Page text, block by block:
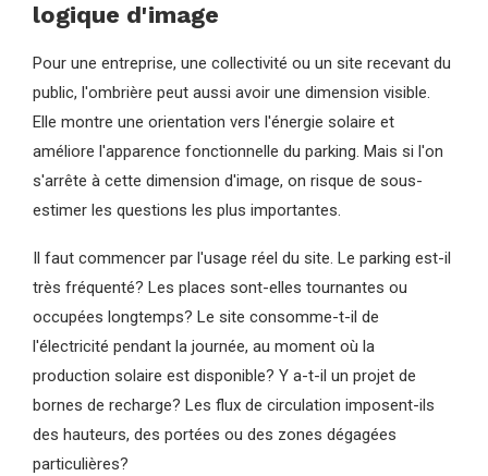
logique d'image
Pour une entreprise, une collectivité ou un site recevant du
public, l'ombrière peut aussi avoir une dimension visible.
Elle montre une orientation vers l'énergie solaire et
améliore l'apparence fonctionnelle du parking. Mais si l'on
s'arrête à cette dimension d'image, on risque de sous-
estimer les questions les plus importantes.
Il faut commencer par l'usage réel du site. Le parking est-il
très fréquenté? Les places sont-elles tournantes ou
occupées longtemps? Le site consomme-t-il de
l'électricité pendant la journée, au moment où la
production solaire est disponible? Y a-t-il un projet de
bornes de recharge? Les flux de circulation imposent-ils
des hauteurs, des portées ou des zones dégagées
particulières?